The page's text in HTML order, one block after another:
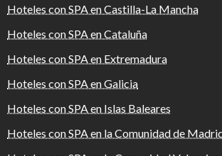
Hoteles con SPA en Castilla-La Mancha
Hoteles con SPA en Cataluña
Hoteles con SPA en Extremadura
Hoteles con SPA en Galicia
Hoteles con SPA en Islas Baleares
Hoteles con SPA en la Comunidad de